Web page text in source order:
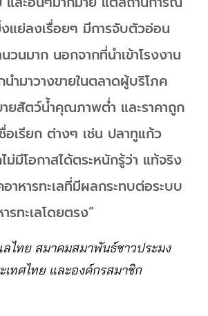
แย่ลงเรื่อยๆ มีการจับตัวอ่อน
วนมาก นอกจากที่นำเข้าโรงงาน
ำมาวางขายในตลาดผู้บริโภค
ายสัตว์น้ำคุณภาพต่ำ และราคาถูก
อเรียก ต่างๆ เช่น ปลาทูแก้ว
ม่มีโอกาสได้ตระหนักรู้ว่า แท้จริง
อาหารทะเลที่มีผลกระทบต่อระบบ
รทะเลโดยตรง”
ไทย สมาคมสมาพันธ์ชาวประมง
ทศไทย และองค์กรสมาชิก